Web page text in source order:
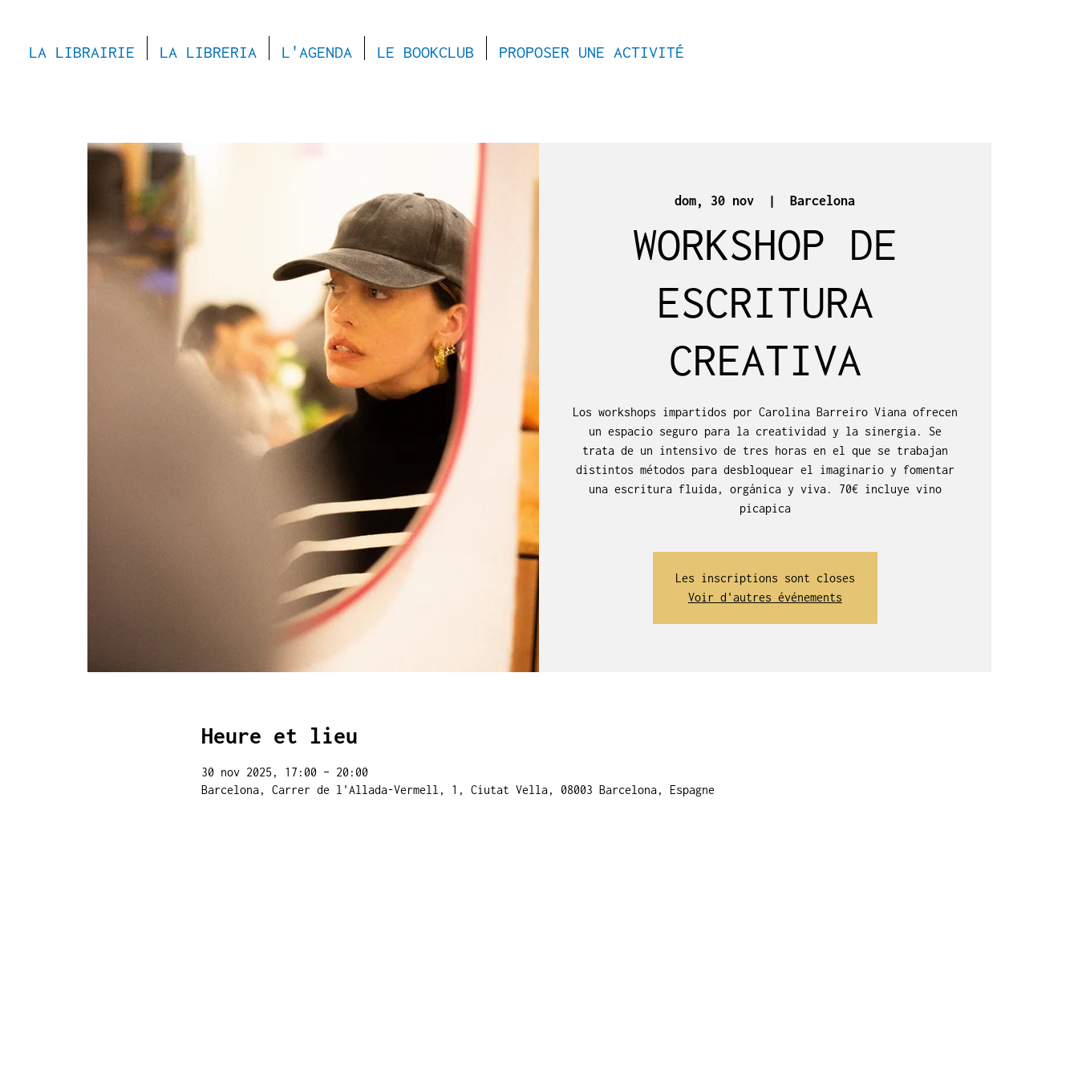
LA LIBRAIRIE LA LIBRERIA L'AGENDA LE BOOKCLUB PROPOSER UNE ACTIVITÉ
dom, 30 nov
  |
Barcelona
WORKSHOP DE
ESCRITURA
CREATIVA
Los workshops impartidos por Carolina Barreiro Viana ofrecen
un espacio seguro para la creatividad y la sinergia. Se
trata de un intensivo de tres horas en el que se trabajan
distintos métodos para desbloquear el imaginario y fomentar
una escritura fluida, orgánica y viva. 70€ incluye vino
picapica
Les inscriptions sont closes
Voir d'autres événements
Heure et lieu
30 nov 2025, 17:00 – 20:00
Barcelona, Carrer de l'Allada-Vermell, 1, Ciutat Vella, 08003 Barcelona, Espagne